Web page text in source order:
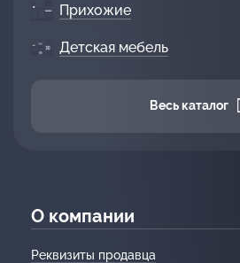
Прихожие
Детская мебель
Весь каталог
О компании
Реквизиты продавца